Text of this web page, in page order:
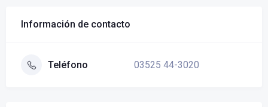
Información de contacto
Teléfono 03525 44-3020